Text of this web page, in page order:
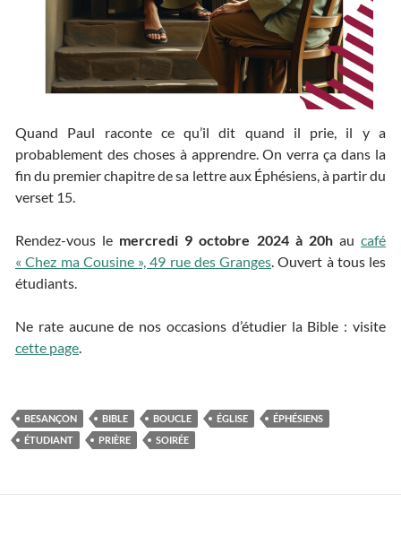
Quand Paul raconte ce qu’il dit quand il prie, il y a
probablement des choses à apprendre. On verra ça dans la
fin du premier chapitre de sa lettre aux Éphésiens, à partir du
verset 15.
Rendez-vous le mercredi 9 octobre 2024 à 20haucafé
« Chez ma Cousine », 49 rue des Granges. Ouvert à tous les
étudiants.
Ne rate aucune de nos occasions d’étudier la Bible : visite
cette page.
BESANÇON BIBLE BOUCLE ÉGLISE
ÉPHÉSIENS
ÉTUDIANT
PRIÈRE SOIRÉE